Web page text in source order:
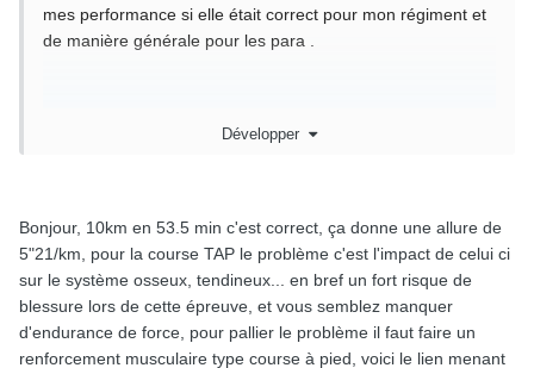
mes performance si elle était correct pour mon régiment et
de manière générale pour les para .
Mon record sur 5km est de 21.5 min
Sur 10km il est de 53.5 min
Enfin j'ai parcourue au max 14km en 1h35 avec surtout de
la fatigue musculaire et un cardio en bonne forme
Développer
Bonjour, 10km en 53.5 min c'est correct, ça donne une allure de
5"21/km, pour la course TAP le problème c'est l'impact de celui ci
sur le système osseux, tendineux... en bref un fort risque de
blessure lors de cette épreuve, et vous semblez manquer
d'endurance de force, pour pallier le problème il faut faire un
renforcement musculaire type course à pied, voici le lien menant